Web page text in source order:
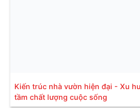
Kiến trúc nhà vườn hiện đại - Xu
tầm chất lượng cuộc sống